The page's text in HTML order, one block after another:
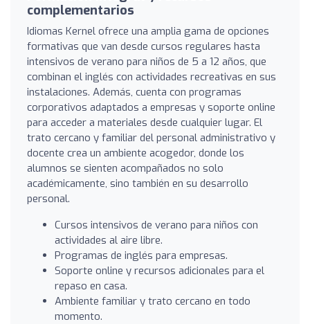
complementarios
Idiomas Kernel ofrece una amplia gama de opciones
formativas que van desde cursos regulares hasta
intensivos de verano para niños de 5 a 12 años, que
combinan el inglés con actividades recreativas en sus
instalaciones. Además, cuenta con programas
corporativos adaptados a empresas y soporte online
para acceder a materiales desde cualquier lugar. El
trato cercano y familiar del personal administrativo y
docente crea un ambiente acogedor, donde los
alumnos se sienten acompañados no solo
académicamente, sino también en su desarrollo
personal.
Cursos intensivos de verano para niños con
actividades al aire libre.
Programas de inglés para empresas.
Soporte online y recursos adicionales para el
repaso en casa.
Ambiente familiar y trato cercano en todo
momento.